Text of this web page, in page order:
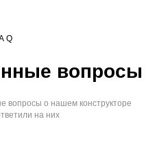
вопросы
вопросы о нашем конструкторе
на них